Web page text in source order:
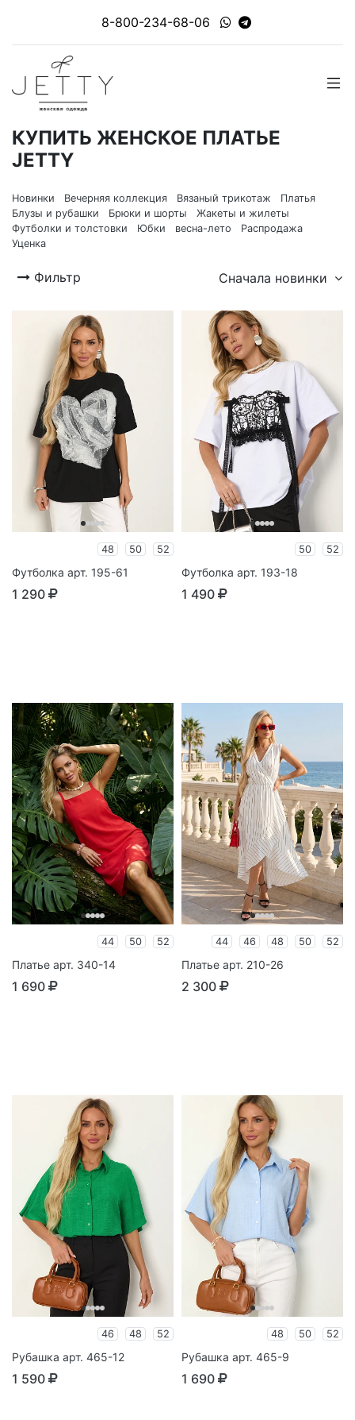
8-800-234-68-06
КУПИТЬ ЖЕНСКОЕ ПЛАТЬЕ
JETTY
Новинки Вечерняя коллекция Вязаный трикотаж
Платья
Блузы и рубашки
Брюки и шорты
Жакеты и жилеты
Футболки и толстовки
Юбки весна-лето
Распродажа
Уценка
Фильтр Сначала новинки
48 50 52
Футболка арт. 195-61
1 290
50 52
Футболка арт. 193-18
1 490
44 50 52
Платье арт. 340-14
1 690
44 46 48 50 52
Платье арт. 210-26
2 300
46 48 52
Рубашка арт. 465-12
1 590
48 50 52
Рубашка арт. 465-9
1 690